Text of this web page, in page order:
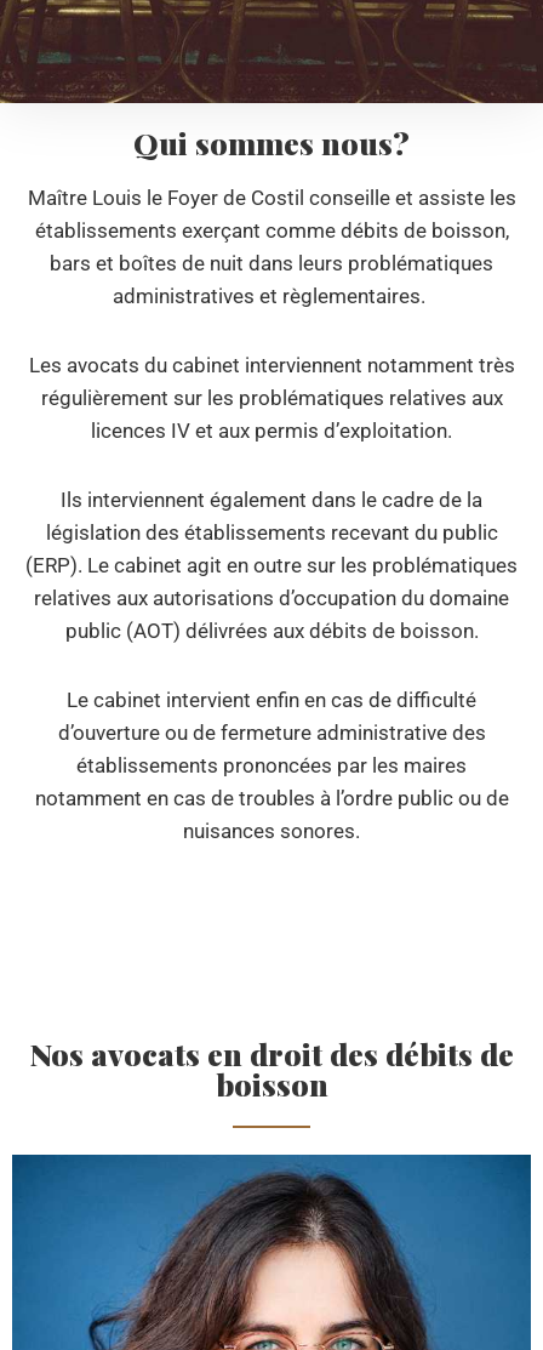
Qui sommes nous?
Maître Louis le Foyer de Costil conseille et assiste les
établissements exerçant comme débits de boisson,
bars et boîtes de nuit dans leurs problématiques
administratives et règlementaires.
Les avocats du cabinet interviennent notamment très
régulièrement sur les problématiques relatives aux
licences IV et aux permis d’exploitation.
Ils interviennent également dans le cadre de la
législation des établissements recevant du public
(ERP). Le cabinet agit en outre sur les problématiques
relatives aux autorisations d’occupation du domaine
public (AOT) délivrées aux débits de boisson.
Le cabinet intervient enfin en cas de difficulté
d’ouverture ou de fermeture administrative des
établissements prononcées par les maires
notamment en cas de troubles à l’ordre public ou de
nuisances sonores.
Nos avocats en droit des débits de
boisson